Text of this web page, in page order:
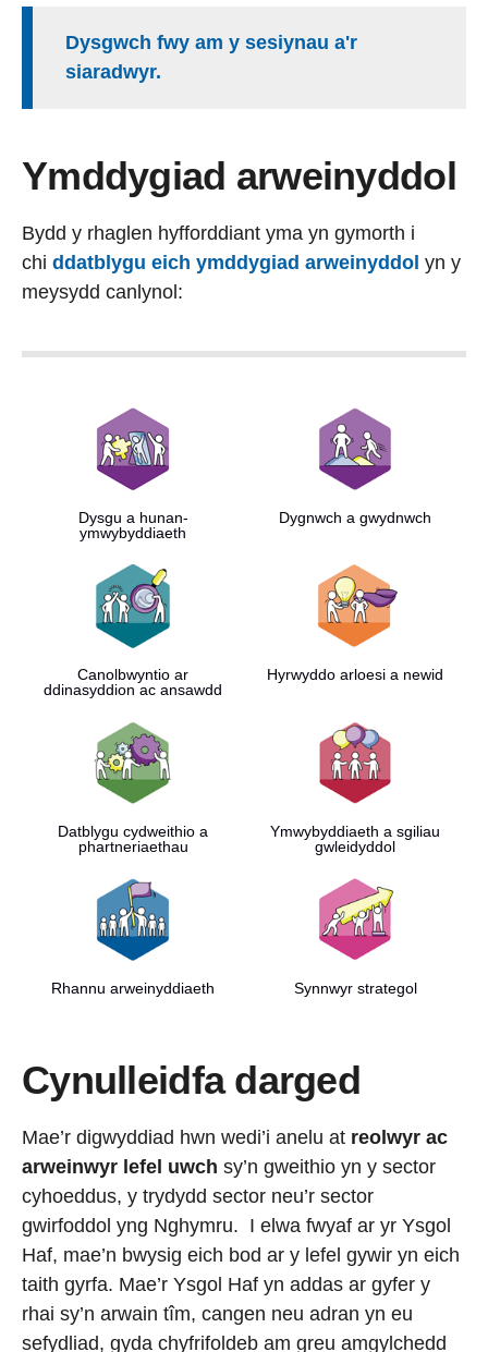
Dysgwch fwy am y sesiynau a'r
siaradwyr.
Ymddygiad arweinyddol
Bydd y rhaglen hyfforddiant yma yn gymorth i
chi ddatblygu eich ymddygiad arweinyddol yn y
meysydd canlynol:
Dysgu a hunan-
ymwybyddiaeth
Dygnwch a gwydnwch
Canolbwyntio ar
ddinasyddion ac ansawdd
Hyrwyddo arloesi a newid
Datblygu cydweithio a
phartneriaethau
Ymwybyddiaeth a sgiliau
gwleidyddol
Rhannu arweinyddiaeth Synnwyr strategol
Cynulleidfa darged
Mae’r digwyddiad hwn wedi’i anelu at reolwyr ac
arweinwyr lefel uwch sy’n gweithio yn y sector
cyhoeddus, y trydydd sector neu’r sector
gwirfoddol yng Nghymru. I elwa fwyaf ar yr Ysgol
Haf, mae’n bwysig eich bod ar y lefel gywir yn eich
taith gyrfa. Mae’r Ysgol Haf yn addas ar gyfer y
rhai sy’n arwain tîm, cangen neu adran yn eu
sefydliad, gyda chyfrifoldeb am greu amgylchedd